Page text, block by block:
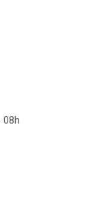
08h